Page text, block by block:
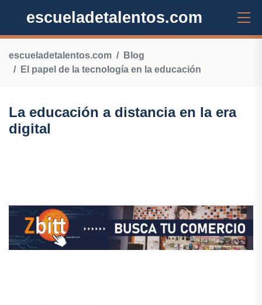
escueladetalentos.com
escueladetalentos.com
Blog
El papel de la tecnología en la educación
La educación a distancia en la era
digital